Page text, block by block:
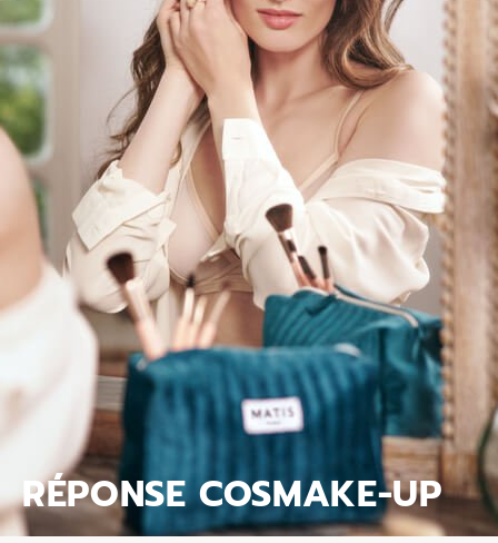
RÉPONSE COSMAKE-UP